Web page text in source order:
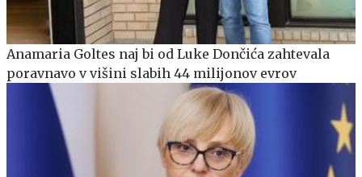
Anamaria Goltes naj bi od Luke Dončića zahtevala
poravnavo v višini slabih 44 milijonov evrov